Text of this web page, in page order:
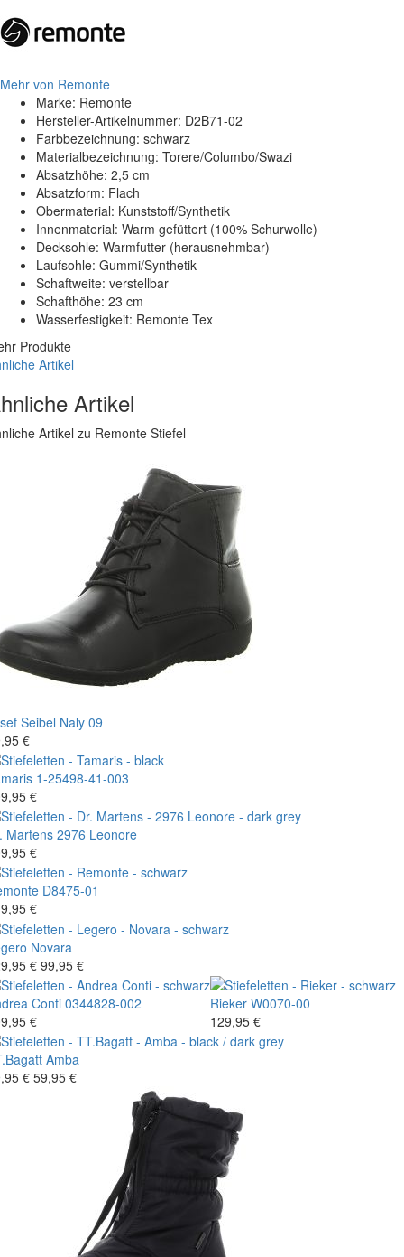
Mehr von Remonte
Marke: Remonte
Hersteller-Artikelnummer: D2B71-02
Farbbezeichnung: schwarz
Materialbezeichnung: Torere/Columbo/Swazi
Absatzhöhe: 2,5 cm
Absatzform: Flach
Obermaterial: Kunststoff/Synthetik
Innenmaterial: Warm gefüttert (100% Schurwolle)
Decksohle: Warmfutter (herausnehmbar)
Laufsohle: Gummi/Synthetik
Schaftweite: verstellbar
Schafthöhe: 23 cm
Wasserfestigkeit: Remonte Tex
Produkte
Artikel
Artikel
Artikel zu Remonte Stiefel
Seibel Naly 09
€
1-25498-41-003
€
Martens 2976 Leonore
€
D8475-01
€
Novara
€ 99,95 €
Conti 0344828-002
€
Rieker W0070-00
129,95 €
Amba
€ 59,95 €